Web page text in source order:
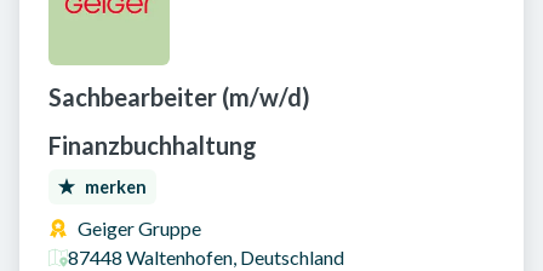
Sachbearbeiter (m/w/d)
Finanzbuchhaltung
merken
Geiger Gruppe
87448 Waltenhofen, Deutschland